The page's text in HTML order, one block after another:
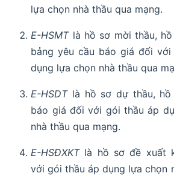
lựa chọn nhà thầu qua mạng.
E-HSMTlà hồ sơ mời thầu, hồ
bảng yêu cầu báo giá đối
dụng lựa chọn nhà thầu qua
E-HSDTlà hồ sơ dự thầu, hồ
báo giá đối với gói thầu áp
nhà thầu qua mạng.
E-HSĐXKTlà hồ sơ đề xuất
với gói thầu áp dụng lựa chọn